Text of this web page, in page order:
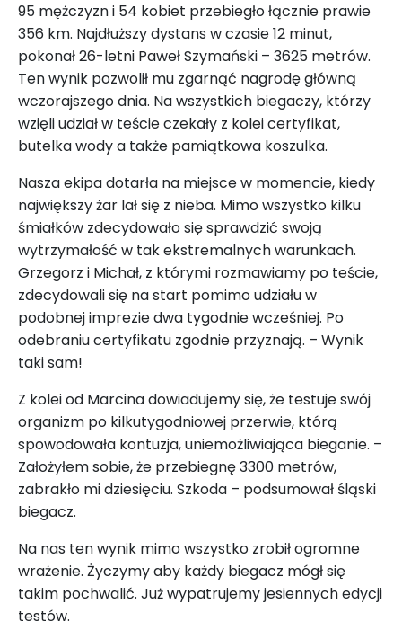
95 mężczyzn i 54 kobiet przebiegło łącznie prawie
356 km. Najdłuższy dystans w czasie 12 minut,
pokonał 26-letni Paweł Szymański – 3625 metrów.
Ten wynik pozwolił mu zgarnąć nagrodę główną
wczorajszego dnia. Na wszystkich biegaczy, którzy
wzięli udział w teście czekały z kolei certyfikat,
butelka wody a także pamiątkowa koszulka.
Nasza ekipa dotarła na miejsce w momencie, kiedy
największy żar lał się z nieba. Mimo wszystko kilku
śmiałków zdecydowało się sprawdzić swoją
wytrzymałość w tak ekstremalnych warunkach.
Grzegorz i Michał, z którymi rozmawiamy po teście,
zdecydowali się na start pomimo udziału w
podobnej imprezie dwa tygodnie wcześniej. Po
odebraniu certyfikatu zgodnie przyznają. – Wynik
taki sam!
Z kolei od Marcina dowiadujemy się, że testuje swój
organizm po kilkutygodniowej przerwie, którą
spowodowała kontuzja, uniemożliwiająca bieganie. –
Założyłem sobie, że przebiegnę 3300 metrów,
zabrakło mi dziesięciu. Szkoda – podsumował śląski
biegacz.
Na nas ten wynik mimo wszystko zrobił ogromne
wrażenie. Życzymy aby każdy biegacz mógł się
takim pochwalić. Już wypatrujemy jesiennych edycji
testów.